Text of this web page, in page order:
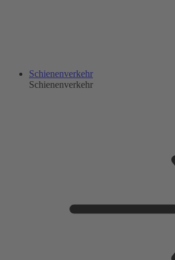
Schienenverkehr
Schienenverkehr